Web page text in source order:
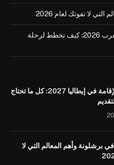
لا تفوتك لعام 2026
دليل السياحة في الهند للمسافرين العرب 2026: كيف تخطط لرحلة
دليل تصريح الإقامة في إيطاليا 2027: كل ما تحتاج
برشلونة وأهم المعالم التي لا